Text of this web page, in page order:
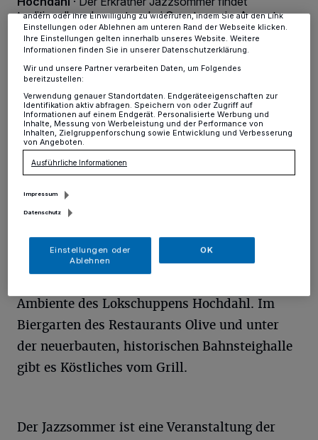
traditionell an den ersten drei Sonntagen im August
jeweils von 11 bis 15.30 Uhr statt.
Von Felix Förster
Ambiente des Lokschuppens Hochdahl. Im
Biergarten des Restaurants Olive und unter
der neuerbauten, historischen Bahnsteighalle
gibt es Köstliches vom Grill.
Der Jazzsommer ist eine Veranstaltung der
dieses Menü jederzeit wieder aufrufen, um Ihre Einstellungen zu
ändern oder Ihre Einwilligung zu widerrufen, indem Sie auf den Link
Einstellungen oder Ablehnen am unteren Rand der Webseite klicken.
Ihre Einstellungen gelten innerhalb unseres Website. Weitere
Informationen finden Sie in unserer Datenschutzerklärung.
Wir und unsere Partner verarbeiten Daten, um Folgendes
bereitzustellen:
Verwendung genauer Standortdaten. Endgeräteeigenschaften zur
Identifikation aktiv abfragen. Speichern von oder Zugriff auf
Informationen auf einem Endgerät. Personalisierte Werbung und
Inhalte, Messung von Werbeleistung und der Performance von
Inhalten, Zielgruppenforschung sowie Entwicklung und Verbesserung
von Angeboten.
Ausführliche Informationen
Impressum
Datenschutz
Einstellungen oder
Ablehnen
OK